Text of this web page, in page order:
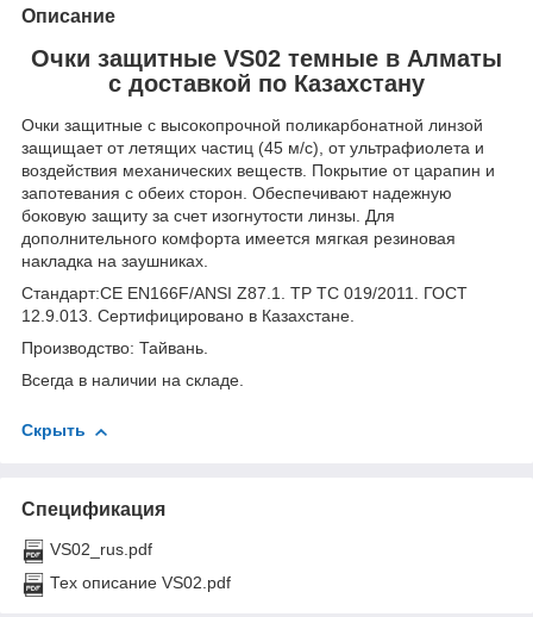
Описание
Очки защитные VS02 темные в Алматы
с доставкой по Казахстану
Очки защитные с высокопрочной поликарбонатной линзой
защищает от летящих частиц (45 м/с), от ультрафиолета и
воздействия механических веществ. Покрытие от царапин и
запотевания с обеих сторон. Обеспечивают надежную
боковую защиту за счет изогнутости линзы. Для
дополнительного комфорта имеется мягкая резиновая
накладка на заушниках.
Стандарт:CE EN166F/ANSI Z87.1. ТР ТС 019/2011. ГОСТ
12.9.013. Сертифицировано в Казахстане.
Производство: Тайвань.
Всегда в наличии на складе.
Скрыть
Спецификация
VS02_rus.pdf
Тех описание VS02.pdf